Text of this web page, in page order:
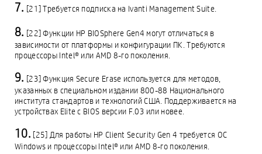
[21] Требуется подписка на Ivanti Management Suite.
[22] Функции HP BIOSphere Gen4 могут отличаться в
зависимости от платформы и конфигурации ПК. Требуются
процессоры Intel® или AMD 8-го поколения.
[23] Функция Secure Erase используется для методов,
указанных в специальном издании 800-88 Национального
института стандартов и технологий США. Поддерживается на
устройствах Elite с BIOS версии F.03 или новее.
[25] Для работы HP Client Security Gen 4 требуется ОС
Windows и процессоры Intel® или AMD 8-го поколения.